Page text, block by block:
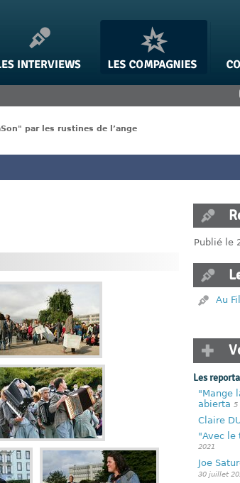
par les rustines de l’ange
Publié le
Au
Les
"Mange
abierta 5
Claire
"Avec le
2021
Joe
30 juillet